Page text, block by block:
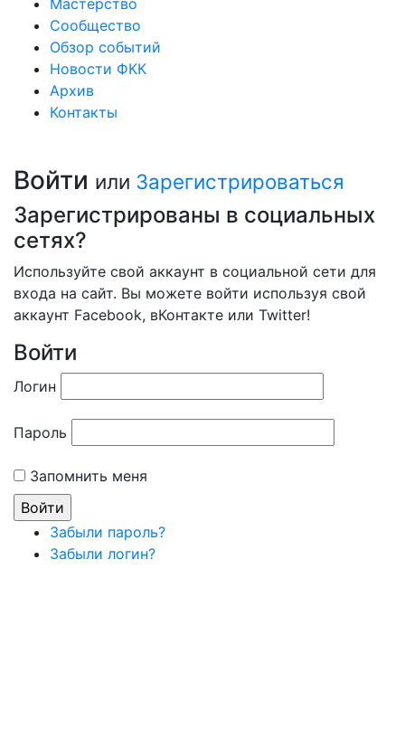
Мастерство
Сообщество
Обзор событий
Новости ФКК
Архив
Контакты
Войти или Зарегистрироваться
Зарегистрированы в социальных
сетях?
Используйте свой аккаунт в социальной сети для
входа на сайт. Вы можете войти используя свой
аккаунт Facebook, вКонтакте или Twitter!
Войти
Логин
Пароль
Запомнить меня
Забыли пароль?
Забыли логин?